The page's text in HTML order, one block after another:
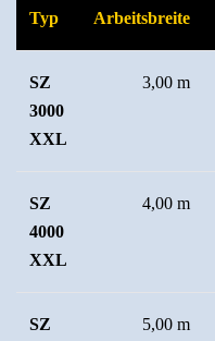
Typ Arbeitsbreite
SZ
3000
XXL
3,00 m
SZ
4000
XXL
4,00 m
SZ
5,00 m